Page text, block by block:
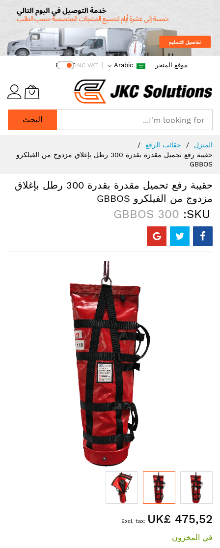
موقع المتجر Arabic
INC VAT
EX VAT
البحث
Skip
Content
المنزل
حقائب الرفع
حقيبة رفع تحميل مقدرة بقدرة 300 رطل بإغلاق مزدوج من الفيلكرو
GBBOS
حقيبة رفع تحميل مقدرة بقدرة 300 رطل بإغلاق
مزدوج من الفيلكرو GBBOS
SKU
GBBOS 300
to
beginning
UK£ 475,52
في المخزون